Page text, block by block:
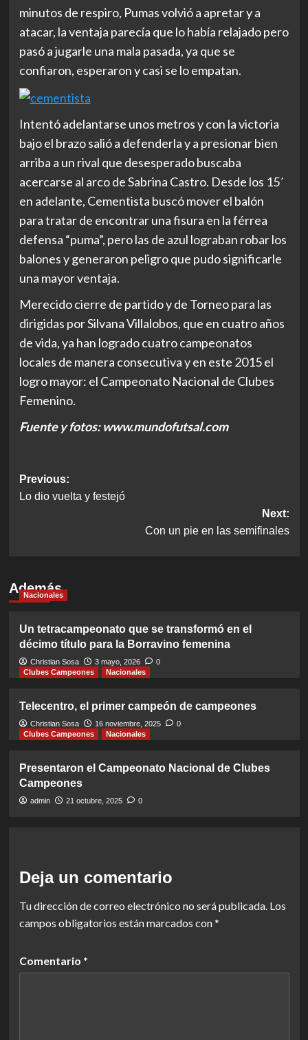
minutos de respiro, Pumas volvió a apretar y a
atacar, la ventaja parecía que lo había relajado pero
pasó a jugarle una mala pasada, ya que se
confiaron, esperaron y casi se lo empatan.
Intentó adelantarse unos metros y con la victoria
bajo el brazo salió a defenderla y a presionar bien
arriba a un rival que desesperado buscaba
acercarse al arco de Sabrina Castro. Desde los 15´
en adelante, Cementista buscó mover el balón
para tratar de encontrar una fisura en la férrea
defensa “puma”, pero las de azul lograban robar los
balones y generaron peligro que pudo significarle
una mayor ventaja.
Merecido cierre de partido y de Torneo para las
dirigidas por Silvana Villalobos, que en cuatro años
de vida, ya han logrado cuatro campeonatos
locales de manera consecutiva y en este 2015 el
logro mayor: el Campeonato Nacional de Clubes
Femenino.
Fuente y fotos: www.mundofutsal.com
Post
navigation
Previous:
Lo dio vuelta y festejó
Next:
Con un pie en las semifinales
Además
Nacionales
Un tetracampeonato que se transformó en el
décimo título para la Borravino femenina
Christian Sosa 3 mayo, 2026
0
Clubes Campeones
Nacionales
Telecentro, el primer campeón de campeones
Christian Sosa 16 noviembre, 2025
0
Clubes Campeones
Nacionales
Presentaron el Campeonato Nacional de Clubes
Campeones
admin 21 octubre, 2025 0
Deja un comentario
Tu dirección de correo electrónico no será publicada. Los
campos obligatorios están marcados con*
Comentario *